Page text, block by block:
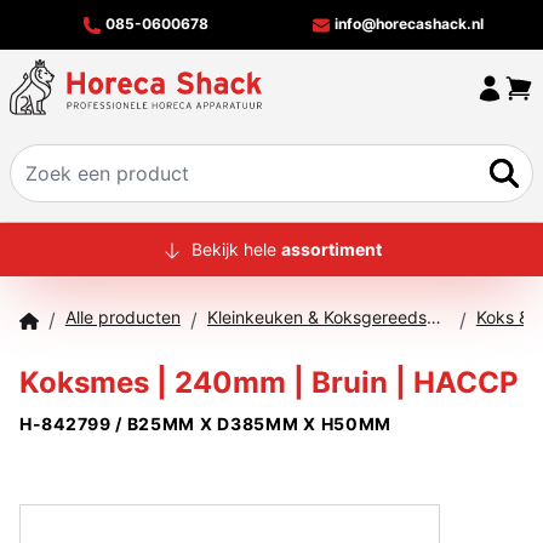
085-0600678 info@horecashack.nl
HOME
MERKEN
OFFERTECHECKER
Bekijk hele assortiment
/ Alle producten / Kleinkeuken & Koksgereedschap / Koks &
Koksmes | 240mm | Bruin | HACCP
H-842799 / B25MM X D385MM X H50MM